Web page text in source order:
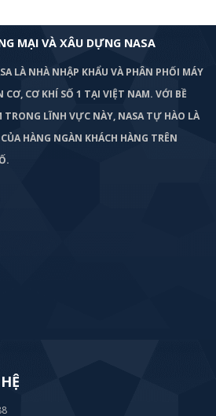
MẠI VÀ XÂU DỰNG NASA
LÀ NHÀ NHẬP KHẨU VÀ PHÂN PHỐI MÁY
CƠ KHÍ SỐ 1 TẠI VIỆT NAM. VỚI BỀ
TRONG LĨNH VỰC NÀY, NASA TỰ HÀO LÀ
HÀNG NGÀN KHÁCH HÀNG TRÊN